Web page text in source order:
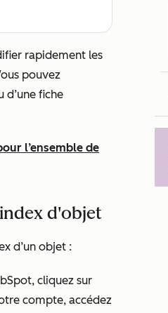
rapidement les
pouvez
d’une fiche
l’ensemble de
d'objet
d’un objet :
cliquez sur
compte, accédez